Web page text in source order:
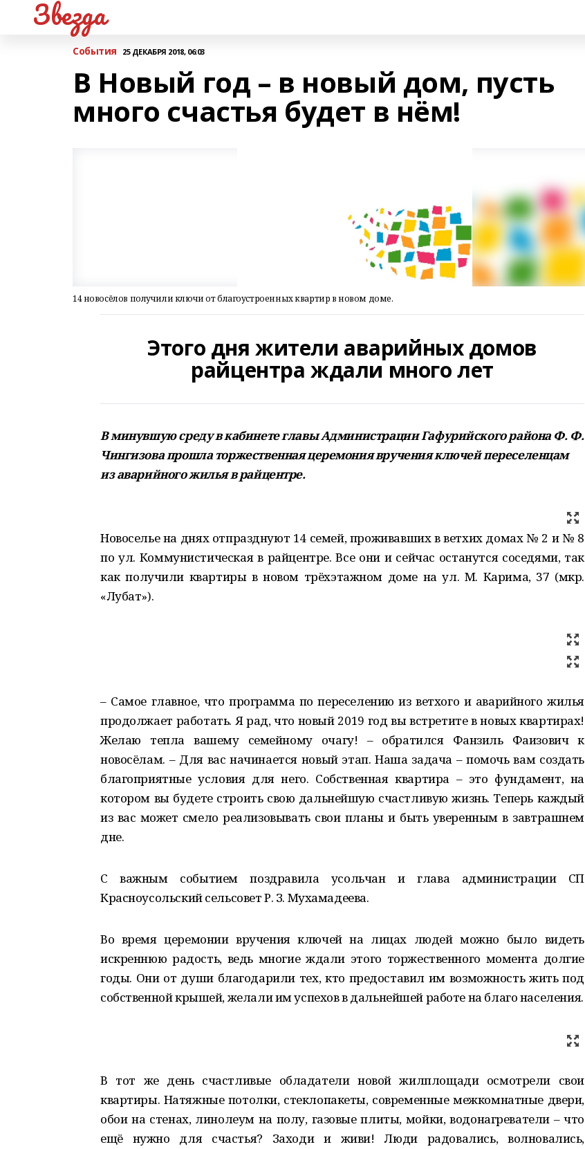
Звезда
События 25 ДЕКАБРЯ 2018, 06:03
В Новый год – в новый дом, пусть
много счастья будет в нём!
14 новосёлов получили ключи от благоустроенных квартир в новом доме.
Этого дня жители аварийных домов
райцентра ждали много лет
В минувшую среду в кабинете главы Администрации Гафурийского района Ф. Ф.
Чингизова прошла торжественная церемония вручения ключей переселенцам
из аварийного жилья в райцентре.
Новоселье на днях отпразднуют 14 семей, проживавших в ветхих домах № 2 и № 8
по ул. Коммунистическая в райцентре. Все они и сейчас останутся соседями, так
как получили квартиры в новом трёхэтажном доме на ул. М. Карима, 37 (мкр.
«Лубат»).
– Самое главное, что программа по переселению из ветхого и аварийного жилья
продолжает работать. Я рад, что новый 2019 год вы встретите в новых квартирах!
Желаю тепла вашему семейному очагу! – обратился Фанзиль Фаизович к
новосёлам. – Для вас начинается новый этап. Наша задача – помочь вам создать
благоприятные условия для него. Собственная квартира – это фундамент, на
котором вы будете строить свою дальнейшую счастливую жизнь. Теперь каждый
из вас может смело реализовывать свои планы и быть уверенным в завтрашнем
дне.
С важным событием поздравила усольчан и глава администрации СП
Красноусольский сельсовет Р. З. Мухамадеева.
Во время церемонии вручения ключей на лицах людей можно было видеть
искреннюю радость, ведь многие ждали этого торжественного момента долгие
годы. Они от души благодарили тех, кто предоставил им возможность жить под
собственной крышей, желали им успехов в дальнейшей работе на благо населения.
В тот же день счастливые обладатели новой жилплощади осмотрели свои
квартиры. Натяжные потолки, стеклопакеты, современные межкомнатные двери,
обои на стенах, линолеум на полу, газовые плиты, мойки, водонагреватели – что
ещё нужно для счастья? Заходи и живи! Люди радовались, волновались,